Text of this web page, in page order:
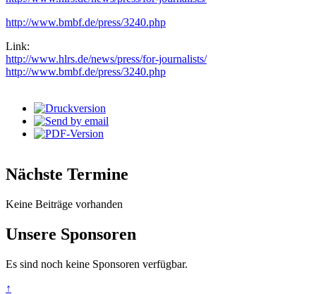
http://www.bmbf.de/press/3240.php
Link:
http://www.hlrs.de/news/press/for-journalists/
http://www.bmbf.de/press/3240.php
Nächste Termine
Keine Beiträge vorhanden
Unsere Sponsoren
Es sind noch keine Sponsoren verfügbar.
↑